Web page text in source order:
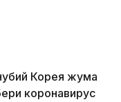
Корея жума
коронавирус